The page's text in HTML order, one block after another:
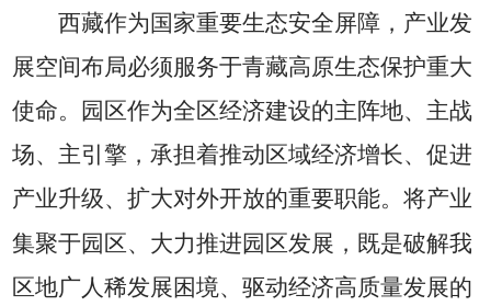
西藏作为国家重要生态安全屏障，产业发
展空间布局必须服务于青藏高原生态保护重大
使命。园区作为全区经济建设的主阵地、主战
场、 主引擎，承担着推动区域经济增长、促进
产业升级、扩大对外开放的重要职能。将产业
集聚于园区、大力推进园区发展，既是破解我
区地广人稀发展困境、驱动经济高质量发展的